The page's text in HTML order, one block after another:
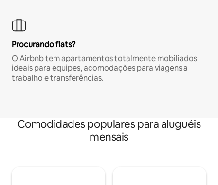
Procurando flats?
O Airbnb tem apartamentos totalmente mobiliados
ideais para equipes, acomodações para viagens a
trabalho e transferências.
Comodidades populares para aluguéis
mensais